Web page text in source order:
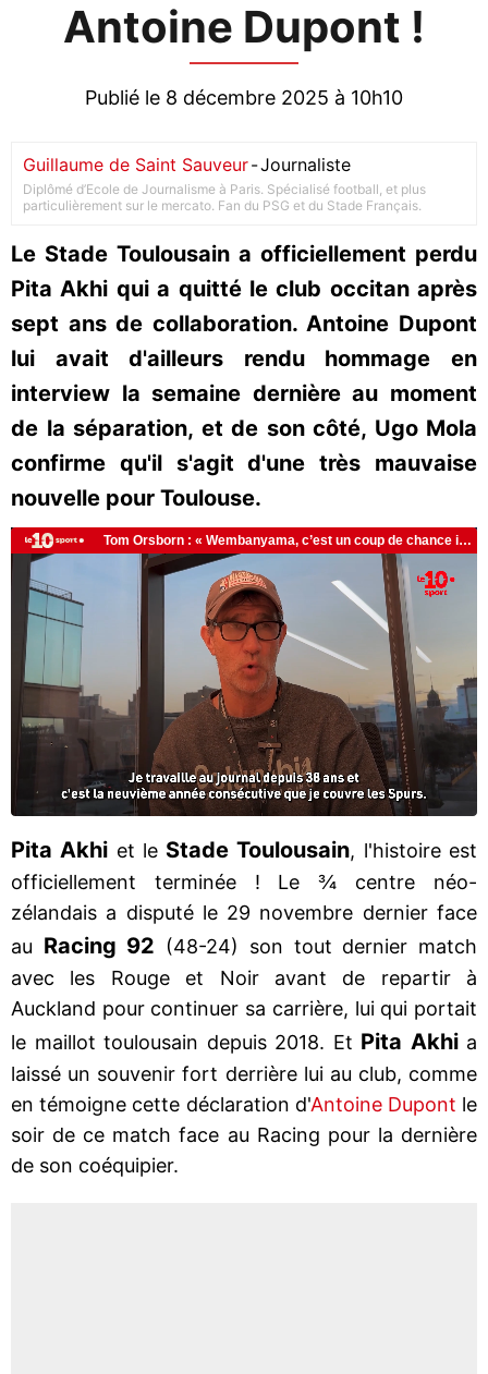
Antoine Dupont !
Publié le 8 décembre 2025 à 10h10
Guillaume de Saint Sauveur-Journaliste
Diplômé d’Ecole de Journalisme à Paris. Spécialisé football, et plus
particulièrement sur le mercato. Fan du PSG et du Stade Français.
Le Stade Toulousain a officiellement perdu
Pita Akhi qui a quitté le club occitan après
sept ans de collaboration. Antoine Dupont
lui avait d'ailleurs rendu hommage en
interview la semaine dernière au moment
de la séparation, et de son côté, Ugo Mola
confirme qu'il s'agit d'une très mauvaise
nouvelle pour Toulouse.
Pita Akhi et le Stade Toulousain, l'histoire est
officiellement terminée ! Le ¾ centre néo-
zélandais a disputé le 29 novembre dernier face
au Racing 92
(48-24) son tout dernier match
avec les Rouge et Noir avant de repartir à
Auckland pour continuer sa carrière, lui qui portait
le maillot toulousain depuis 2018. Et Pita Akhia
laissé un souvenir fort derrière lui au club, comme
en témoigne cette déclaration d'Antoine Dupont le
soir de ce match face au Racing pour la dernière
de son coéquipier.